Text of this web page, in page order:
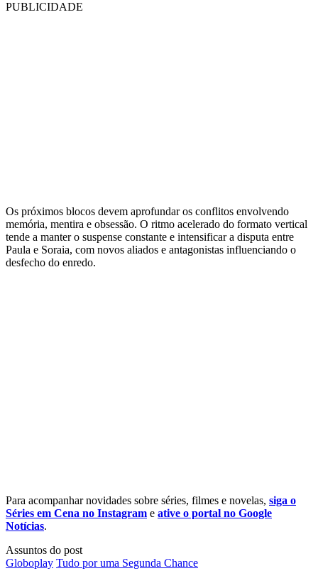
PUBLICIDADE
Os próximos blocos devem aprofundar os conflitos envolvendo
memória, mentira e obsessão. O ritmo acelerado do formato vertical
tende a manter o suspense constante e intensificar a disputa entre
Paula e Soraia, com novos aliados e antagonistas influenciando o
desfecho do enredo.
Para acompanhar novidades sobre séries, filmes e novelas, siga o
Séries em Cena no Instagram e ative o portal no Google
Notícias.
Assuntos do post
Globoplay Tudo por uma Segunda Chance